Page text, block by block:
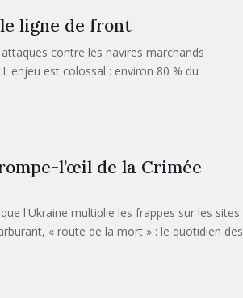
ligne de front
contre les navires marchands
est colossal : environ 80 % du
l’œil de la Crimée
l'Ukraine multiplie les frappes sur les sites
« route de la mort » : le quotidien des